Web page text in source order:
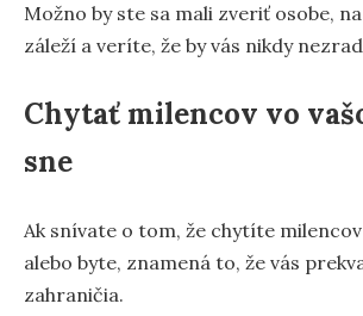
Možno by ste sa mali zveriť osobe,
záleží a veríte, že by vás nikdy
Chytať milencov vo
sne
Ak snívate o tom, že chytíte
alebo byte, znamená to, že vás
zahraničia.